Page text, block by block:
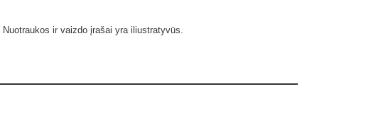
Nuotraukos ir vaizdo įrašai yra iliustratyvūs.